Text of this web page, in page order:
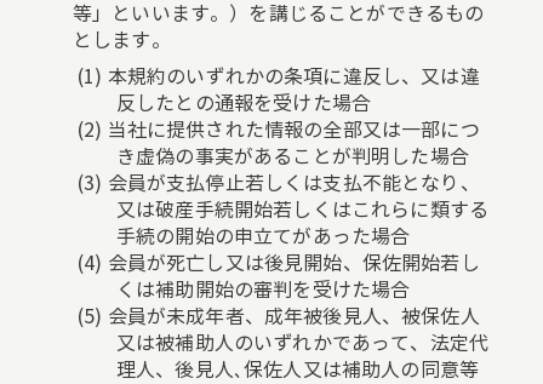
等」といいます。）を講じることができるもの
とします。
本規約のいずれかの条項に違反し、又は違
反したとの通報を受けた場合
当社に提供された情報の全部又は一部につ
き虚偽の事実があることが判明した場合
会員が支払停止若しくは支払不能となり、
又は破産手続開始若しくはこれらに類する
手続の開始の申立てがあった場合
会員が死亡し又は後見開始、保佐開始若し
くは補助開始の審判を受けた場合
会員が未成年者、成年被後見人、被保佐人
又は被補助人のいずれかであって、法定代
理人、後見人､保佐人又は補助人の同意等